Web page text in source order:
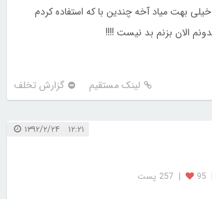
بهت میاد آخه چندین با که استفاده کردم
الان بزنم بد نیست !!!!
لینک مستقیم گزارش تخلف
۱۲:۲۱ ۱۳۹۲/۲/۲۴
95
| 257 پست